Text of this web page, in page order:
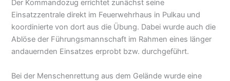
Der Kommandozug errichtet zunächst seine
Einsatzzentrale direkt im Feuerwehrhaus in Pulkau und
koordinierte von dort aus die Übung. Dabei wurde auch die
Ablöse der Führungsmannschaft im Rahmen eines länger
andauernden Einsatzes erprobt bzw. durchgeführt.
Bei der Menschenrettung aus dem Gelände wurde eine